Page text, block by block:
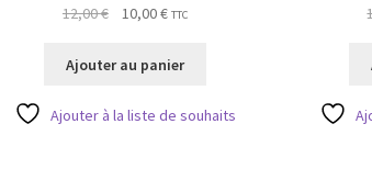
12,00€
Le
initial
12,00 €.
10,00€Le
actuel
10,00 €.
TTC
Ajouter au panier
Ajouter à la liste de souhaits